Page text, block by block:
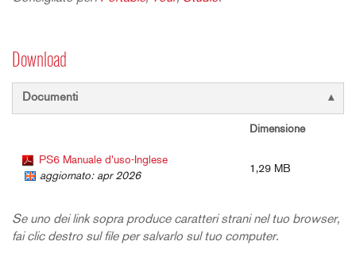
Download
Documenti
Dimensione
PS6 Manuale d'uso-Inglese
aggiornato: apr 2026
1,29 MB
Se uno dei link sopra produce caratteri strani nel tuo browser,
fai clic destro sul file per salvarlo sul tuo computer.